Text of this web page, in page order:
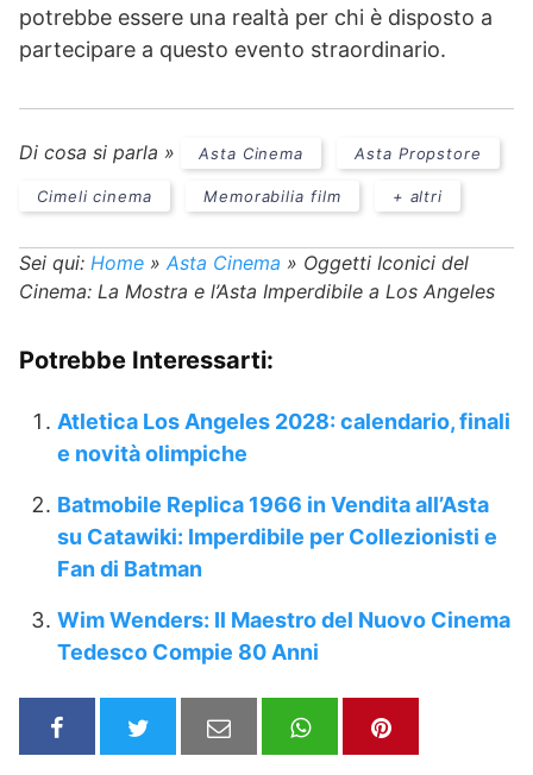
potrebbe essere una realtà per chi è disposto a
partecipare a questo evento straordinario.
Di cosa si parla » Asta Cinema Asta Propstore
Cimeli cinema Memorabilia film + altri
Sei qui: Home » Asta Cinema » Oggetti Iconici del
Cinema: La Mostra e l’Asta Imperdibile a Los Angeles
Potrebbe Interessarti:
Atletica Los Angeles 2028: calendario, finali
e novità olimpiche
Batmobile Replica 1966 in Vendita all’Asta
su Catawiki: Imperdibile per Collezionisti e
Fan di Batman
Wim Wenders: Il Maestro del Nuovo Cinema
Tedesco Compie 80 Anni